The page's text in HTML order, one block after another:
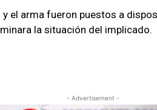
el arma fueron puestos a
la situación del implicado.
- Advertisement -